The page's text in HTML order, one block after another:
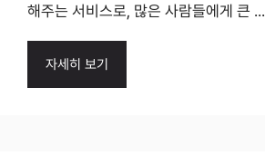
해주는 서비스로, 많은 사람들에게 큰 ...
자세히 보기